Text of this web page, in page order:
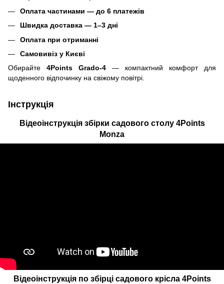
Оплата частинами — до 6 платежів
Швидка доставка — 1–3 дні
Оплата при отриманні
Самовивіз у Києві
Обирайте 4Points Grado-4 — компактний комфорт для
щоденного відпочинку на свіжому повітрі.
Інструкція
Відеоінструкція збірки садового столу 4Points
Monza
Відеоінструкція по збірці садового крісла 4Points